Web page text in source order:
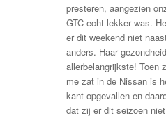
presteren, aangezien
GTC echt lekker was.
er dit weekend niet
anders. Haar
allerbelangrijkste! Toen
me zat in de Nissan is
kant opgevallen en
dat zij er dit seizoen